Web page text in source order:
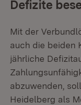
Defizite
Mit der
auch die beiden
jährliche
abzuwenden,
Heidelberg als